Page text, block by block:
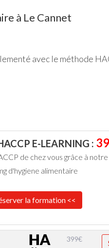
à Le Cannet
avec le méthode
E-LEARNING :
de chez vous grâce à
d'hygiene alimentaire
la formation <<
399€